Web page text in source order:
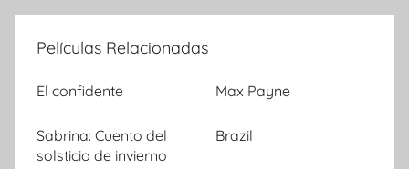
Películas Relacionadas
El confidente Max Payne
Sabrina: Cuento del
solsticio de invierno
Brazil